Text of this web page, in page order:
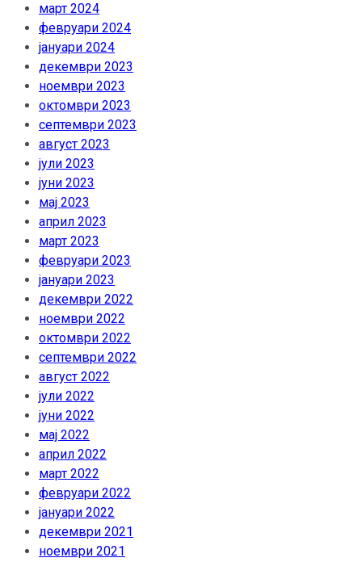
март 2024
февруари 2024
јануари 2024
декември 2023
ноември 2023
октомври 2023
септември 2023
август 2023
јули 2023
јуни 2023
мај 2023
април 2023
март 2023
февруари 2023
јануари 2023
декември 2022
ноември 2022
октомври 2022
септември 2022
август 2022
јули 2022
јуни 2022
мај 2022
април 2022
март 2022
февруари 2022
јануари 2022
декември 2021
ноември 2021